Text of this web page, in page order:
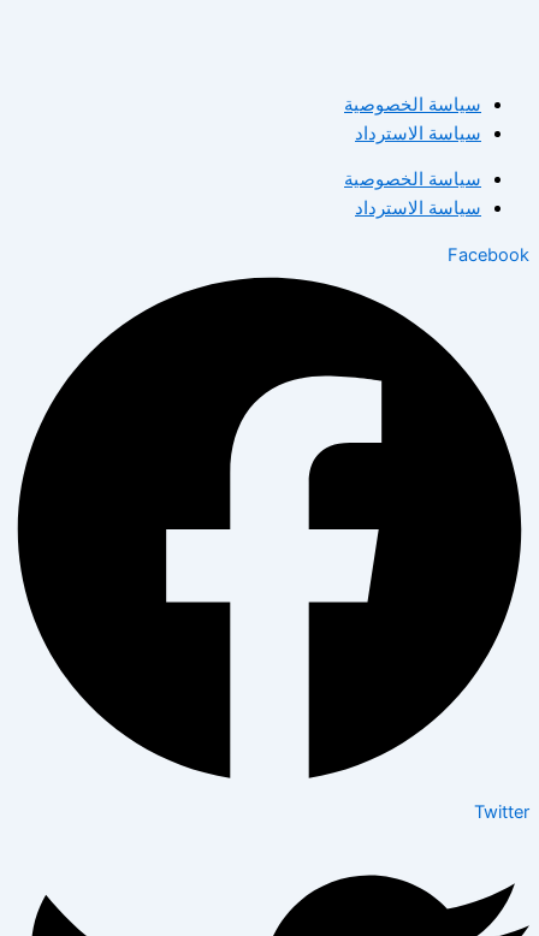
سياسة الخصوصية
سياسة الاسترداد
سياسة الخصوصية
سياسة الاسترداد
Facebook
Twitter